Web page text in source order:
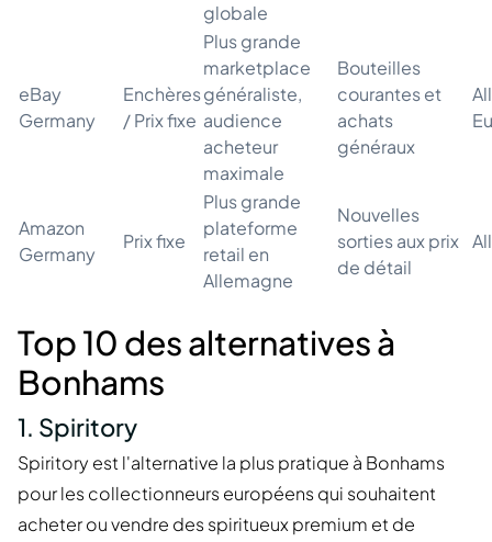
globale
eBay
Germany
Enchères
/ Prix fixe
Plus grande
marketplace
généraliste,
audience
acheteur
maximale
Bouteilles
courantes et
achats
généraux
Amazon
Germany
Prix fixe
Plus grande
plateforme
retail en
Allemagne
Nouvelles
sorties aux prix
de détail
Top 10 des alternatives à
Bonhams
1. Spiritory
Spiritory est l'alternative la plus pratique à Bonhams
pour les collectionneurs européens qui souhaitent
acheter ou vendre des spiritueux premium et de